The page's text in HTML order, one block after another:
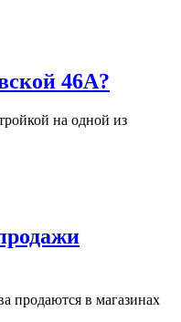
46А?
на одной из
продаются в магазинах